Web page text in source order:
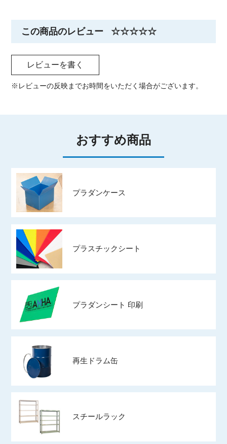
この商品のレビュー ☆☆☆☆☆
レビューを書く
※レビューの反映までお時間をいただく場合がございます。
おすすめ商品
プラダンケース
プラスチックシート
プラダンシート 印刷
再生ドラム缶
スチールラック